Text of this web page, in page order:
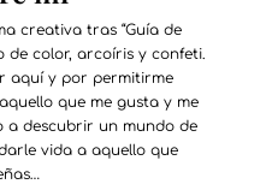
creativa tras “Guía de
de color, arcoíris y confeti.
aquí y por permitirme
que me gusta y me
a descubrir un mundo de
vida a aquello que